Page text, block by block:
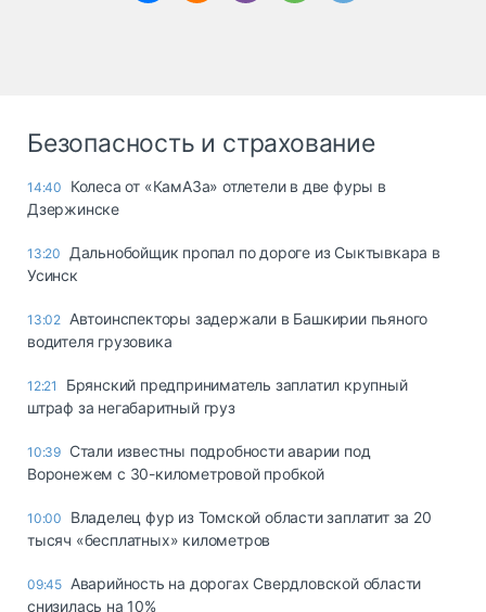
Безопасность и страхование
14:40
Колеса от «КамАЗа» отлетели в две фуры в
Дзержинске
13:20
Дальнобойщик пропал по дороге из Сыктывкара в
Усинск
13:02 Автоинспекторы задержали в Башкирии пьяного
водителя грузовика
12:21
Брянский предприниматель заплатил крупный
штраф за негабаритный груз
10:39 Стали известны подробности аварии под
Воронежем с 30-километровой пробкой
10:00
Владелец фур из Томской области заплатит за 20
тысяч «бесплатных» километров
09:45 Аварийность на дорогах Свердловской области
снизилась на 10%